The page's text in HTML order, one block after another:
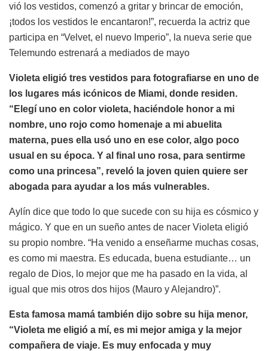
vió los vestidos, comenzó a gritar y brincar de emoción,
¡todos los vestidos le encantaron!”, recuerda la actriz que
participa en “Velvet, el nuevo Imperio”, la nueva serie que
Telemundo estrenará a mediados de mayo
Violeta eligió tres vestidos para fotografiarse en uno de
los lugares más icónicos de Miami, donde residen.
“Elegí uno en color violeta, haciéndole honor a mi
nombre, uno rojo como homenaje a mi abuelita
materna, pues ella usó uno en ese color, algo poco
usual en su época. Y al final uno rosa, para sentirme
como una princesa”, reveló la joven quien quiere ser
abogada para ayudar a los más vulnerables.
Aylín dice que todo lo que sucede con su hija es cósmico y
mágico. Y que en un sueño antes de nacer Violeta eligió
su propio nombre. “Ha venido a enseñarme muchas cosas,
es como mi maestra. Es educada, buena estudiante… un
regalo de Dios, lo mejor que me ha pasado en la vida, al
igual que mis otros dos hijos (Mauro y Alejandro)”.
Esta famosa mamá también dijo sobre su hija menor,
“Violeta me eligió a mí, es mi mejor amiga y la mejor
compañera de viaje. Es muy enfocada y muy